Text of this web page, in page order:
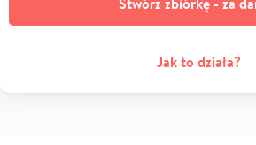
Stwórz zbiórkę - za
Jak to działa?